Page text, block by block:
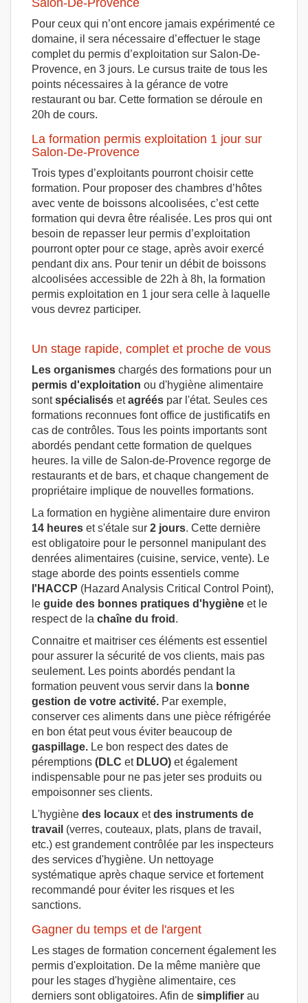
Pour ceux qui n’ont encore jamais expérimenté ce
domaine, il sera nécessaire d’effectuer le stage
complet du permis d’exploitation sur Salon-De-
Provence, en 3 jours. Le cursus traite de tous les
points nécessaires à la gérance de votre
restaurant ou bar. Cette formation se déroule en
20h de cours.
La formation permis exploitation 1 jour sur
Salon-De-Provence
Trois types d’exploitants pourront choisir cette
formation. Pour proposer des chambres d’hôtes
avec vente de boissons alcoolisées, c’est cette
formation qui devra être réalisée. Les pros qui ont
besoin de repasser leur permis d’exploitation
pourront opter pour ce stage, après avoir exercé
pendant dix ans. Pour tenir un débit de boissons
alcoolisées accessible de 22h à 8h, la formation
permis exploitation en 1 jour sera celle à laquelle
vous devrez participer.
Un stage rapide, complet et proche de vous
Les organismes chargés des formations pour un
permis d'exploitation ou d'hygiène alimentaire
sontspécialisés etagréés par l'état. Seules ces
formations reconnues font office de justificatifs en
cas de contrôles. Tous les points importants sont
abordés pendant cette formation de quelques
heures. la ville de Salon-de-Provence regorge de
restaurants et de bars, et chaque changement de
propriétaire implique de nouvelles formations.
La formation en hygiène alimentaire dure environ
14 heures et s'étale sur 2 jours. Cette dernière
est obligatoire pour le personnel manipulant des
denrées alimentaires (cuisine, service, vente). Le
stage aborde des points essentiels comme
l'HACCP (Hazard Analysis Critical Control Point),
le guide des bonnes pratiques d'hygiène et le
respect de la chaîne du froid .
Connaitre et maitriser ces éléments est essentiel
pour assurer la sécurité de vos clients, mais pas
seulement. Les points abordés pendant la
formation peuvent vous servir dans la bonne
gestion de votre activité. Par exemple,
conserver ces aliments dans une pièce réfrigérée
en bon état peut vous éviter beaucoup de
gaspillage. Le bon respect des dates de
péremptions (DLC et DLUO) et également
indispensable pour ne pas jeter ses produits ou
empoisonner ses clients.
L'hygiène des locaux etdes instruments de
travail (verres, couteaux, plats, plans de travail,
etc.) est grandement contrôlée par les inspecteurs
des services d'hygiène. Un nettoyage
systématique après chaque service et fortement
recommandé pour éviter les risques et les
sanctions.
Gagner du temps et de l'argent
Les stages de formation concernent également les
permis d'exploitation. De la même manière que
pour les stages d'hygiène alimentaire, ces
derniers sont obligatoires. Afin de simplifier au